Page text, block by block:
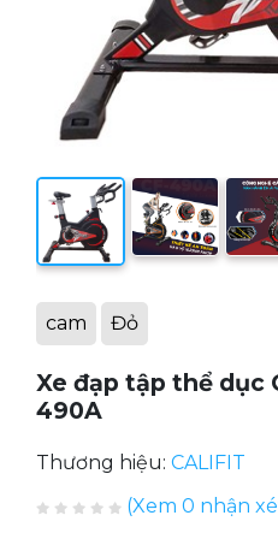
cam Đỏ
Xe đạp tập thể dục
490A
Thương hiệu: CALIFIT
(Xem 0 nhận